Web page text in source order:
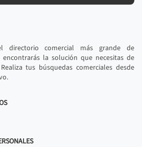
directorio comercial más grande de
la solución que necesitas de
tus búsquedas comerciales desde